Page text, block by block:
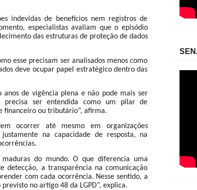
indevidas de benefícios nem registros de
especialistas avaliam que o episódio
das estruturas de proteção de dados
esse precisam ser analisados menos como
deve ocupar papel estratégico dentro das
anos de vigência plena e não pode mais ser
ser entendida como um pilar de
financeiro ou tributário”, afirma.
ocorrer até mesmo em organizações
na capacidade de resposta, na
maduras do mundo. O que diferencia uma
detecção, a transparência na comunicação
com cada ocorrência. Nesse sentido, a
no artigo 48 da LGPD”, explica.